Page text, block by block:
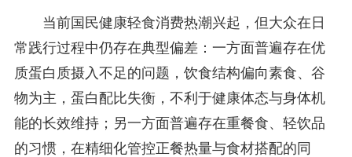
当前国民健康轻食消费热潮兴起，但大众在日
常践行过程中仍存在典型偏差：一方面普遍存在优
质蛋白质摄入不足的问题，饮食结构偏向素食、谷
物为主，蛋白配比失衡，不利于健康体态与身体机
能的长效维持；另一方面普遍存在重餐食、轻饮品
的习惯，在精细化管控正餐热量与食材搭配的同